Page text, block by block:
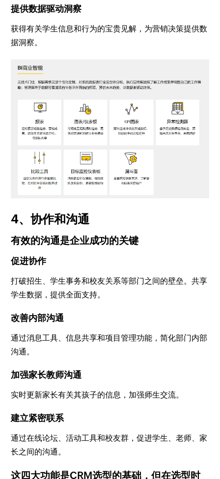
提供数据驱动洞察
获得有关学生信息和行为的宝贵见解，为营销决策提供数
据洞察。
4、协作和沟通
有效的沟通是企业成功的关键
促进协作
打破招生、学生事务和校友关系等部门之间的壁垒。共享
学生数据，提供全面支持。
改善内部沟通
通过消息工具、信息共享和项目管理功能，简化部门内部
沟通。
加强家长教师沟通
实时更新家长有关其孩子的信息，加强师生交流。
建立紧密联系
通过在线论坛、活动工具和校友群，促进学生、老师、家
长之间的沟通。
这四大功能是CRM选型的基础，但在选型时